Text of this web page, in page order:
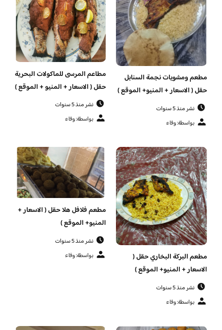
مطعم ومشويات نجمة السنابل
حقل ( الاسعار + المنيو+ الموقع )
نشر منذ 5 سنوات
بواسطة: وفاء
مطاعم المرسى للماكولات البحرية
حقل ( الاسعار + المنيو + الموقع )
نشر منذ 5 سنوات
بواسطة: وفاء
مطعم البركة البخاري حقل (
الاسعار + المنيو+ الموقع )
نشر منذ 5 سنوات
بواسطة: وفاء
مطعم فلافل هلا حقل ( الاسعار +
المنيو+ الموقع )
نشر منذ 5 سنوات
بواسطة: وفاء